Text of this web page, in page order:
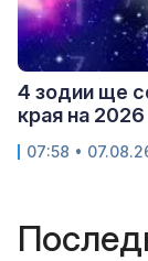
4 зодии ще
края на 2026
07:58 •